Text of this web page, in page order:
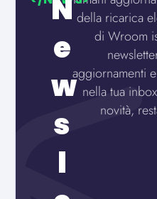
N
e
w
s
l
della ricarica
di Wroom
aggiornamenti
nella tua
novità,